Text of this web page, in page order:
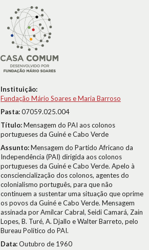
Instituição:
Fundação Mário Soares e Maria Barroso
Pasta:07059.025.004
Título:Mensagem do PAI aos colonos
portugueses da Guiné e Cabo Verde
Assunto:Mensagem do Partido Africano da
Independência (PAI) dirigida aos colonos
portugueses da Guiné e Cabo Verde. Apelo à
consciencialização dos colonos, agentes do
colonialismo português, para que não
continuem a sustentar uma situação que oprime
os povos da Guiné e Cabo Verde. Mensagem
assinada por Amílcar Cabral, Seidi Camará, Zain
Lopes, B. Turé, A. Djallo e Walter Barreto, pelo
Bureau Político do PAI.
Data:Outubro de 1960